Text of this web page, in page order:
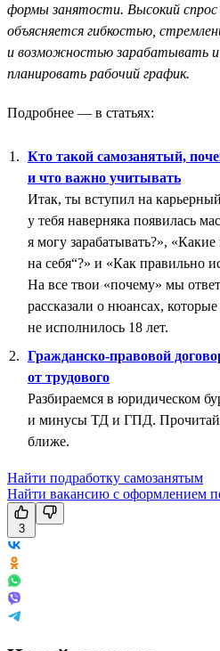
формы занятости. Высокий
объясняется гибкостью,
и возможностью зарабатывать
планировать рабочий график.
Подробнее — в статьях:
Кто такой самозанятый,
и что важно учитывать
Итак, ты вступил на
у тебя наверняка появилась
я могу зарабатывать?»,
на себя“?» и «Как правильно
На все твои «почему» мы
рассказали о нюансах,
не исполнилось 18 лет.
Гражданско-правовой
от трудового
Разбираемся в юридическом
и минусы ТД и ГПД. Прочитай
ближе.
Найти подработку самозанятым
Найти вакансию с оформлением
3